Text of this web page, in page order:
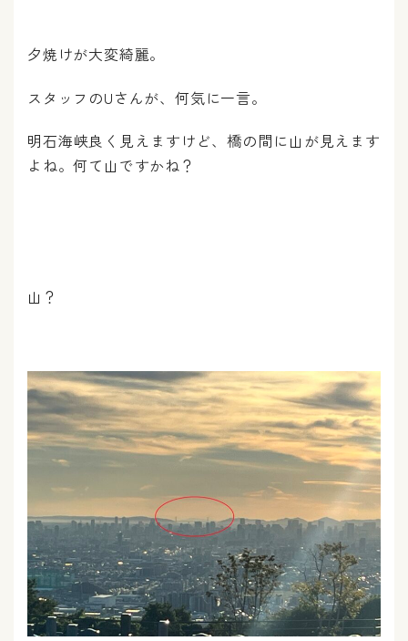
夕焼けが大変綺麗。
スタッフのUさんが、何気に一言。
明石海峡良く見えますけど、橋の間に山が見えます
よね。何て山ですかね？
山？